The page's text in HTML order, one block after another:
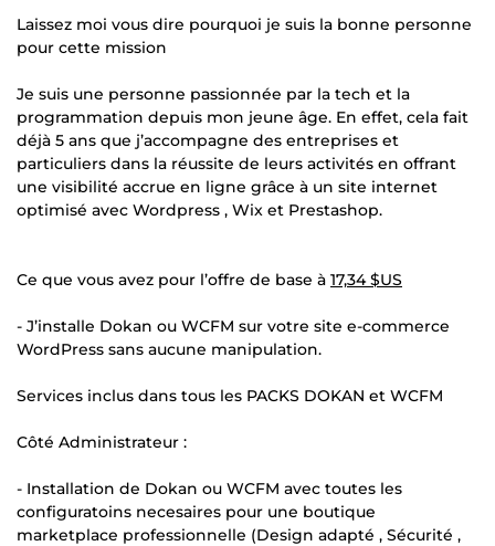
Laissez moi vous dire pourquoi je suis la bonne personne
pour cette mission
Je suis une personne passionnée par la tech et la
programmation depuis mon jeune âge. En effet, cela fait
déjà 5 ans que j’accompagne des entreprises et
particuliers dans la réussite de leurs activités en offrant
une visibilité accrue en ligne grâce à un site internet
optimisé avec Wordpress , Wix et Prestashop.
Ce que vous avez pour l’offre de base à 17,34 $US
- J’installe Dokan ou WCFM sur votre site e-commerce
WordPress sans aucune manipulation.
Services inclus dans tous les PACKS DOKAN et WCFM
Côté Administrateur :
- Installation de Dokan ou WCFM avec toutes les
configuratoins necesaires pour une boutique
marketplace professionnelle (Design adapté , Sécurité ,